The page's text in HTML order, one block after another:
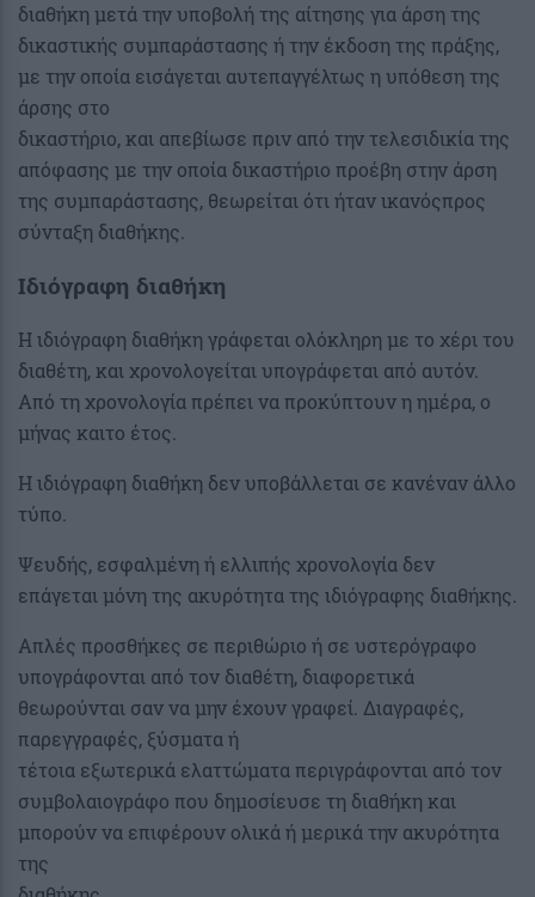
διαθήκη μετά την υποβολή της αίτησης για άρση της
δικαστικής συμπαράστασης ή την έκδοση της πράξης,
με την οποία εισάγεται αυτεπαγγέλτως η υπόθεση της
άρσης στο
δικαστήριο, και απεβίωσε πριν από την τελεσιδικία της
απόφασης με την οποία δικαστήριο προέβη στην άρση
της συμπαράστασης, θεωρείται ότι ήταν ικανόςπρος
σύνταξη διαθήκης.
Ιδιόγραφη διαθήκη
Η ιδιόγραφη διαθήκη γράφεται ολόκληρη με το χέρι του
διαθέτη, και χρονολογείται υπογράφεται από αυτόν.
Από τη χρονολογία πρέπει να προκύπτουν η ημέρα, ο
μήνας καιτο έτος.
Η ιδιόγραφη διαθήκη δεν υποβάλλεται σε κανέναν άλλο
τύπο.
Ψευδής, εσφαλμένη ή ελλιπής χρονολογία δεν
επάγεται μόνη της ακυρότητα της ιδιόγραφης διαθήκης.
Απλές προσθήκες σε περιθώριο ή σε υστερόγραφο
υπογράφονται από τον διαθέτη, διαφορετικά
θεωρούνται σαν να μην έχουν γραφεί. Διαγραφές,
παρεγγραφές, ξύσματα ή
τέτοια εξωτερικά ελαττώματα περιγράφονται από τον
συμβολαιογράφο που δημοσίευσε τη διαθήκη και
μπορούν να επιφέρουν ολικά ή μερικά την ακυρότητα
της